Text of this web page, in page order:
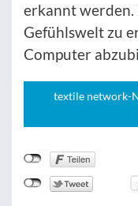
erkannt werden.
Gefühlswelt zu
Computer
textile network-